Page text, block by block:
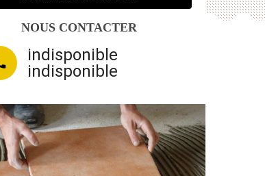
NOUS CONTACTER
indisponible
indisponible